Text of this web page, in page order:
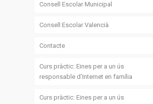
Consell Escolar Municipal
Consell Escolar Valencià
Contacte
Curs pràctic: Eines per a un ús
responsable d’Internet en família
Curs pràctic: Eines per a un ús